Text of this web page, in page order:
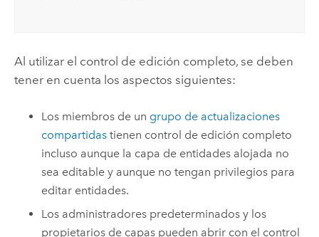
Al utilizar el control de edición completo, se deben
tener en cuenta los aspectos siguientes:
Los miembros de un grupo de actualizaciones
compartidas tienen control de edición completo
incluso aunque la capa de entidades alojada no
sea editable y aunque no tengan privilegios para
editar entidades.
Los administradores predeterminados y los
propietarios de capas pueden abrir con el control